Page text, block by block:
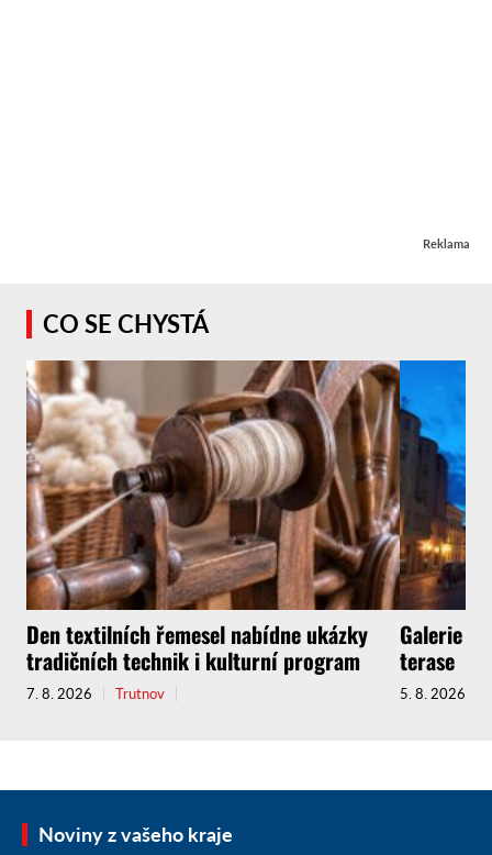
Reklama
CO SE CHYSTÁ
Den textilních řemesel nabídne ukázky
tradičních technik i kulturní program
7. 8. 2026 Trutnov
Galerie
terase
5. 8. 2026
Noviny z vašeho kraje